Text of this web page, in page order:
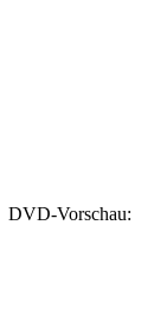
DVD-Vorschau: